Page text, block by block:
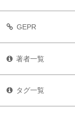
GEPR
著者一覧
タグ一覧